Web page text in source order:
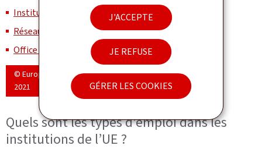
J'ACCEPTE
JE REFUSE
GÉRER LES COOKIES
Institutions et organes européens
Réseau des agences de l’UE
Office européen de sélection du personnel (EPSO)
© European Union,
2021
Quels sont les types d’emploi dans les
institutions de l’UE ?